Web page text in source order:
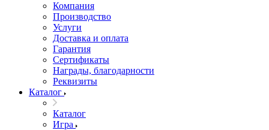
Компания
Производство
Услуги
Доставка и оплата
Гарантия
Сертификаты
Награды, благодарности
Реквизиты
Каталог
Каталог
Игра